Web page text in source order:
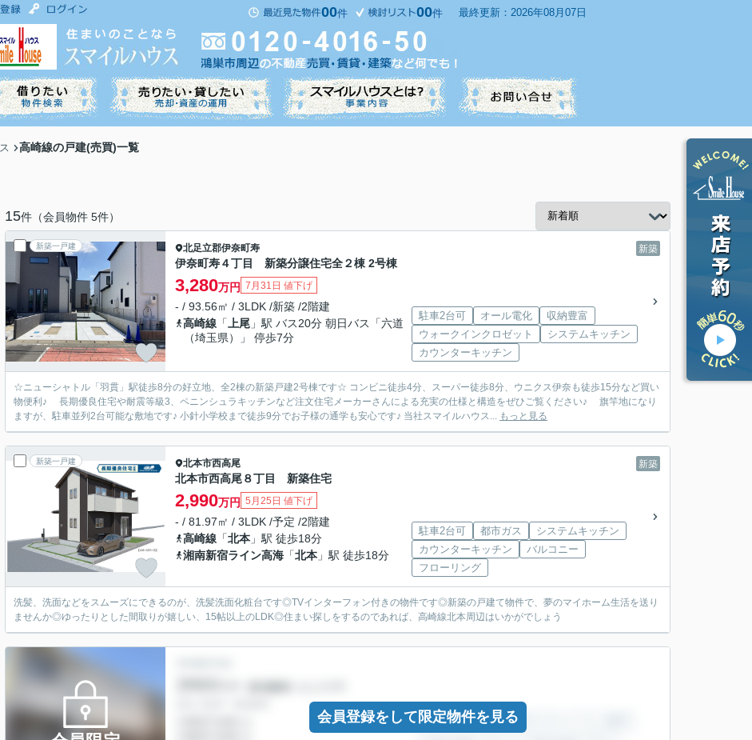
00件 00件 最終更新：2026年08月07日
高崎線の戸建(売買)一覧
15件（会員物件 5件）
新築一戸建 新築
北足立郡伊奈町寿
伊奈町寿４丁目 新築分譲住宅全２棟 2号棟
3,280万円 7月31日 値下げ
- / 93.56㎡ / 3LDK /新築 /2階建
高崎線 「 上尾 」駅 バス20分 朝日バス「六道
（埼玉県）」 停歩7分
駐車2台可 オール電化
収納豊富
ウォークインクロゼット
システムキッチン
カウンターキッチン
☆ニューシャトル「羽貫」駅徒歩8分の好立地、全2棟の新築戸建2号棟です☆ コンビニ徒歩4分、スーパー徒歩8分、ウニクス伊奈も徒歩15分など買い
物便利♪ 長期優良住宅や耐震等級3、ペニンシュラキッチンなど注文住宅メーカーさんによる充実の仕様と構造をぜひご覧ください♪ 旗竿地になり
ますが、駐車並列2台可能な敷地です♪ 小針小学校まで徒歩9分でお子様の通学も安心です♪ 当社スマイルハウス... もっと見る
新築一戸建 新築
北本市西高尾
北本市西高尾８丁目 新築住宅
2,990万円 5月25日 値下げ
- / 81.97㎡ / 3LDK /予定 /2階建
高崎線 「北本 」駅 徒歩18分
湘南新宿ライン高海 「北本 」駅 徒歩18分
駐車2台可 都市ガス
システムキッチン
カウンターキッチン
バルコニー
フローリング
洗髪、洗面などをスムーズにできるのが、洗髪洗面化粧台です◎TVインターフォン付きの物件です◎新築の戸建て物件で、夢のマイホーム生活を送り
ませんか◎ゆったりとした間取りが嬉しい、15帖以上のLDK◎住まい探しをするのであれば、高崎線北本周辺はいかがでしょう
会員登録をして限定物件を見る